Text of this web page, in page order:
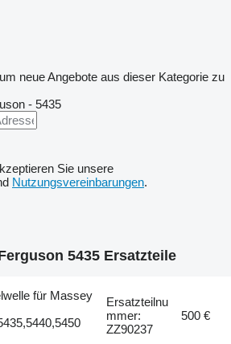
neue Angebote aus dieser Kategorie zu
- 5435
Sie unsere
Nutzungsvereinbarungen.
5435 Ersatzteile
für Massey
Ersatzteilnu
mmer:
ZZ90237
500 €